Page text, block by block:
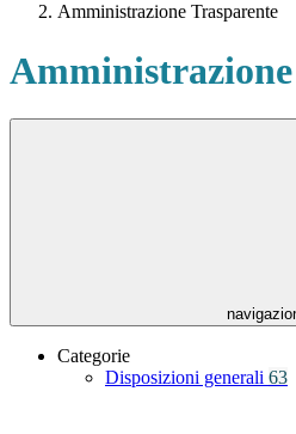
Amministrazione Trasparente
Categorie
Disposizioni generali 63